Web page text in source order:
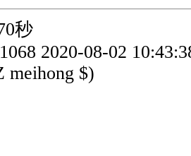
秒
2020-08-02
meihong $)